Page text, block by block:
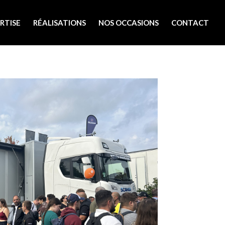
RÉALISATIONS NOS OCCASIONS CONTACT